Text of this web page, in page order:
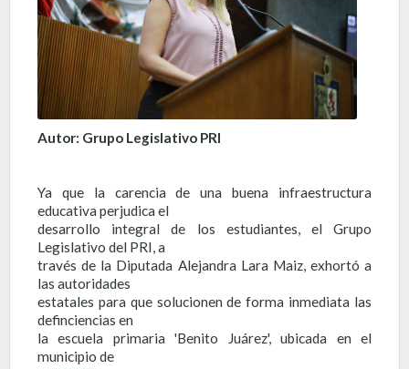
Autor: Grupo Legislativo PRI
Ya que la carencia de una buena infraestructura
educativa perjudica el
desarrollo integral de los estudiantes, el Grupo
Legislativo del PRI, a
través de la Diputada Alejandra Lara Maiz, exhortó a
las autoridades
estatales para que solucionen de forma inmediata las
definciencias en
la escuela primaria 'Benito Juárez', ubicada en el
municipio de